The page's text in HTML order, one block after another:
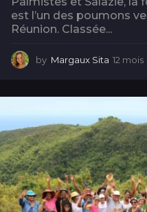
est l’un des poumons
Réunion. Classée...
by Margaux Sita 12 mois
s